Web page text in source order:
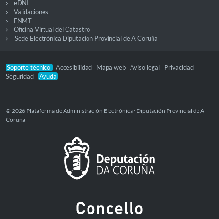
eDNI
Validaciones
FNMT
Oficina Virtual del Catastro
Sede Electrónica Diputación Provincial de A Coruña
Soporte técnico -Accesibilidad - Mapa web -Aviso legal - Privacidad -
Seguridad - Ayuda
© 2026 Plataforma de Administración Electrónica · Diputación Provincial de A
Coruña